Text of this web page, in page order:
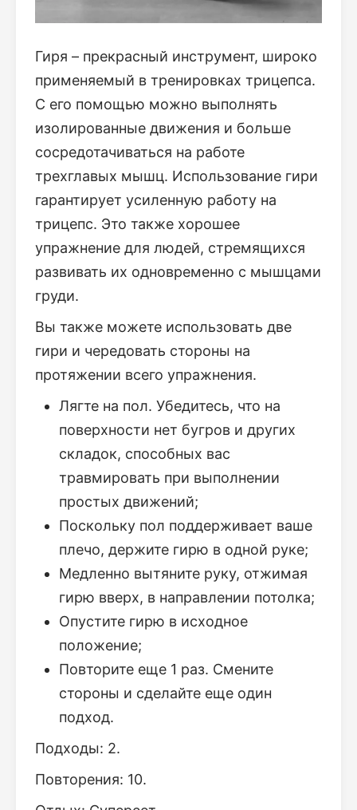
Гиря – прекрасный инструмент, широко
применяемый в тренировках трицепса.
С его помощью можно выполнять
изолированные движения и больше
сосредотачиваться на работе
трехглавых мышц. Использование гири
гарантирует усиленную работу на
трицепс. Это также хорошее
упражнение для людей, стремящихся
развивать их одновременно с мышцами
груди.
Вы также можете использовать две
гири и чередовать стороны на
протяжении всего упражнения.
Лягте на пол. Убедитесь, что на
поверхности нет бугров и других
складок, способных вас
травмировать при выполнении
простых движений;
Поскольку пол поддерживает ваше
плечо, держите гирю в одной руке;
Медленно вытяните руку, отжимая
гирю вверх, в направлении потолка;
Опустите гирю в исходное
положение;
Повторите еще 1 раз. Смените
стороны и сделайте еще один
подход.
Подходы: 2.
Повторения: 10.